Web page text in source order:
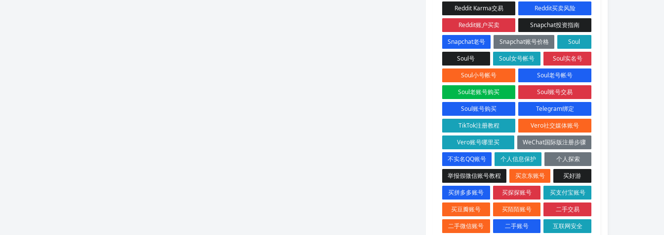
Reddit Karma交易
Reddit买卖风险
Reddit账户买卖
Snapchat投资指南
Snapchat老号
Snapchat账号价格
Soul
Soul号
Soul女号帐号
Soul实名号
Soul小号帐号
Soul老号帐号
Soul老账号购买
Soul账号交易
Soul账号购买
Telegram绑定
TikTok注册教程
Vero社交媒体账号
Vero账号哪里买
WeChat国际版注册步骤
不实名QQ账号
个人信息保护
个人探索
举报假微信账号教程
买京东账号
买好游
买拼多多账号
买探探账号
买支付宝账号
买豆瓣账号
买陌陌账号
二手交易
二手微信账号
二手账号 互联网安全